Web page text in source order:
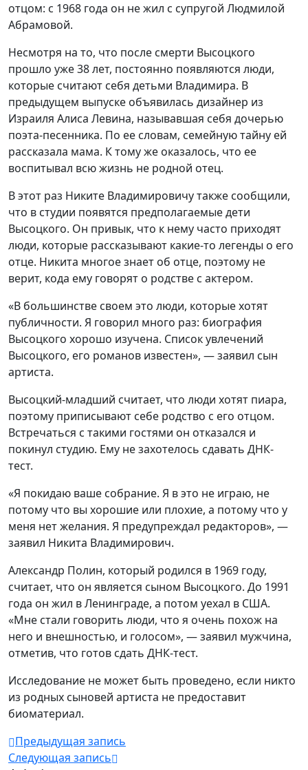
отцом: с 1968 года он не жил с супругой Людмилой
Абрамовой.
Несмотря на то, что после смерти Высоцкого
прошло уже 38 лет, постоянно появляются люди,
которые считают себя детьми Владимира. В
предыдущем выпуске объявилась дизайнер из
Израиля Алиса Левина, называвшая себя дочерью
поэта-песенника. По ее словам, семейную тайну ей
рассказала мама. К тому же оказалось, что ее
воспитывал всю жизнь не родной отец.
В этот раз Никите Владимировичу также сообщили,
что в студии появятся предполагаемые дети
Высоцкого. Он привык, что к нему часто приходят
люди, которые рассказывают какие-то легенды о его
отце. Никита многое знает об отце, поэтому не
верит, кода ему говорят о родстве с актером.
«В большинстве своем это люди, которые хотят
публичности. Я говорил много раз: биография
Высоцкого хорошо изучена. Список увлечений
Высоцкого, его романов известен», — заявил сын
артиста.
Высоцкий-младший считает, что люди хотят пиара,
поэтому приписывают себе родство с его отцом.
Встречаться с такими гостями он отказался и
покинул студию. Ему не захотелось сдавать ДНК-
тест.
«Я покидаю ваше собрание. Я в это не играю, не
потому что вы хорошие или плохие, а потому что у
меня нет желания. Я предупреждал редакторов», —
заявил Никита Владимирович.
Александр Полин, который родился в 1969 году,
считает, что он является сыном Высоцкого. До 1991
года он жил в Ленинграде, а потом уехал в США.
«Мне стали говорить люди, что я очень похож на
него и внешностью, и голосом», — заявил мужчина,
отметив, что готов сдать ДНК-тест.
Исследование не может быть проведено, если никто
из родных сыновей артиста не предоставит
биоматериал.
Предыдущая запись
Следующая запись